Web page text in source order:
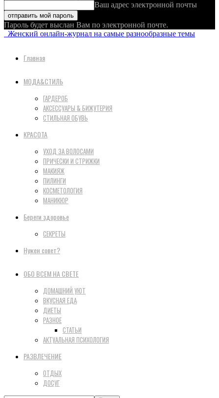
Ваш адрес электронной почты
Пароль будет выслан Вам по электронной почте.
Женский онлайн-журнал на самые разнообразные темы
Главная
МОДА&СТИЛЬ
ГАРДЕРОБ
АКСЕССУАРЫ & БИЖУТЕРИЯ
СТИЛЬНАЯ ОБУВЬ
КРАСОТА
УХОД ЗА ВОЛОСАМИ
ПРИЧЕСКИ И СТРИЖКИ
МАКИЯЖ
ПИЛИНГИ
КОСМЕТОЛОГИЯ
МАНИКЮР
Береги здоровье
СЕКРЕТЫ
Нужен совет?
ОБО ВСЕМ НА СВЕТЕ
ДОМАШНИЙ УЮТ
ВКУСНАЯ ЕДА
ДИЕТЫ
РАЗНОЕ
СТАТЬИ
АКТУАЛЬНАЯ ПСИХОЛОГИЯ
РАЗВЛЕЧЕНИЕ
ОТДЫХ
ДОСУГ